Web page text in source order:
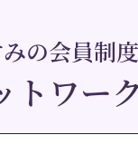
の会員制度
トワー